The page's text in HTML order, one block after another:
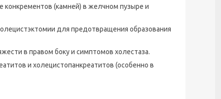
(камней) в желчном пузыре и
для предотвращения образования
в правом боку и симптомов холестаза.
и холецистопанкреатитов (особенно в